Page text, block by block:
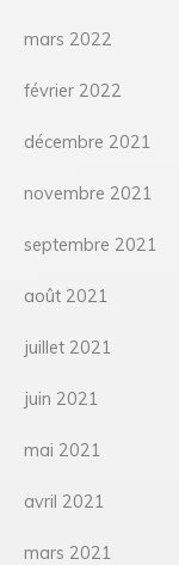
mars 2022
février 2022
décembre 2021
novembre 2021
septembre 2021
août 2021
juillet 2021
juin 2021
mai 2021
avril 2021
mars 2021